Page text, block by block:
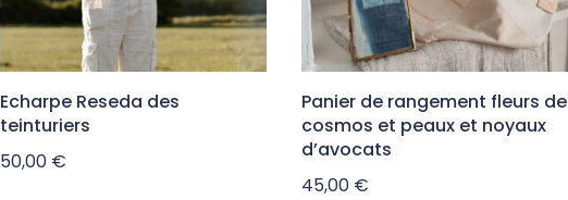
Echarpe Reseda des
teinturiers
50,00 €
Panier de rangement fleurs de
cosmos et peaux et noyaux
d’avocats
45,00 €